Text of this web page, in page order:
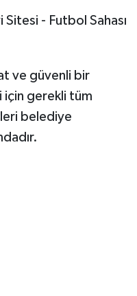
Sitesi - Futbol Sahası
ve güvenli bir
için gerekli tüm
belediye